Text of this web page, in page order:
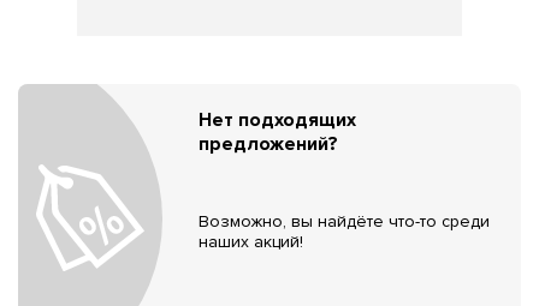
Нет подходящих
предложений?
Возможно, вы найдёте что-то среди
наших акций!